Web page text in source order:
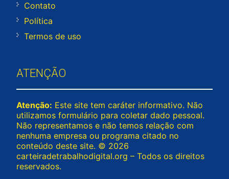
Contato
Política
Termos de uso
ATENÇÃO
Atenção: Este site tem caráter informativo. Não
utilizamos formulário para coletar dado pessoal.
Não representamos e não temos relação com
nenhuma empresa ou programa citado no
conteúdo deste site. © 2026
carteiradetrabalhodigital.org – Todos os direitos
reservados.